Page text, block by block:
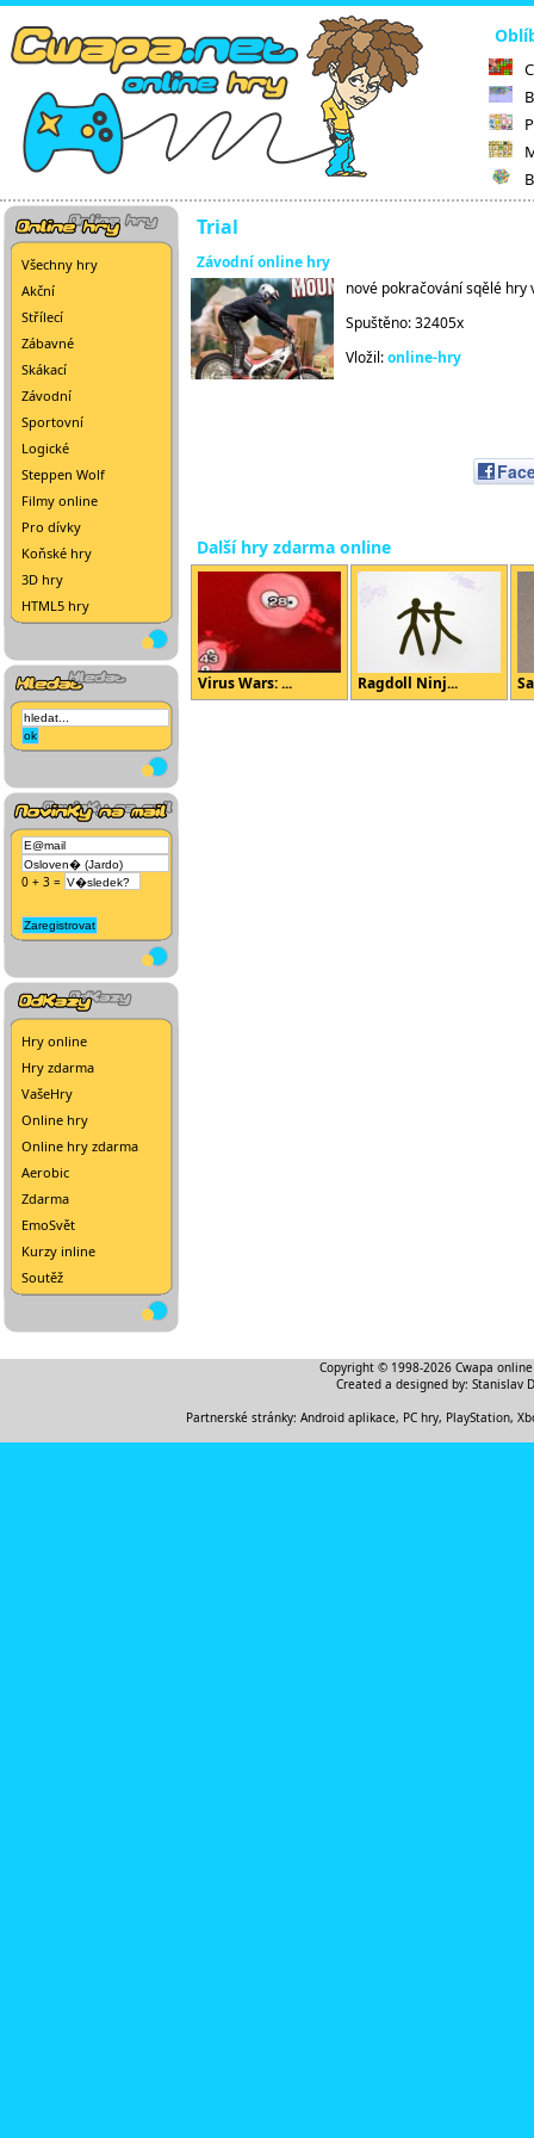
Všechny hry
Akční
Střílecí
Zábavné
Skákací
Závodní
Sportovní
Logické
Steppen Wolf
Filmy online
Pro dívky
Koňské hry
3D hry
HTML5 hry
0 + 3 =
Hry online
Hry zdarma
VašeHry
Online hry
Online hry zdarma
Aerobic
Zdarma
EmoSvět
Kurzy inline
Soutěž
Trial
Závodní online hry
nové pokračování sqělé hry
Spuštěno: 32405x
Vložil:online-hry
Další hry zdarma online
Virus Wars: ... Ragdoll Ninj...
Copyright © 1998-2026 Cwapa
Created a designed by: Stanislav
Partnerské stránky: Android aplikace, PC hry, PlayStation,